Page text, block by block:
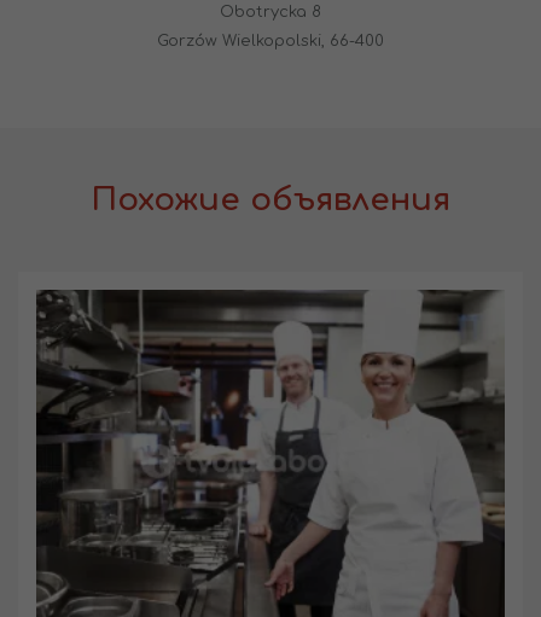
Obotrycka 8
Gorzów Wielkopolski, 66-400
Похожие объявления